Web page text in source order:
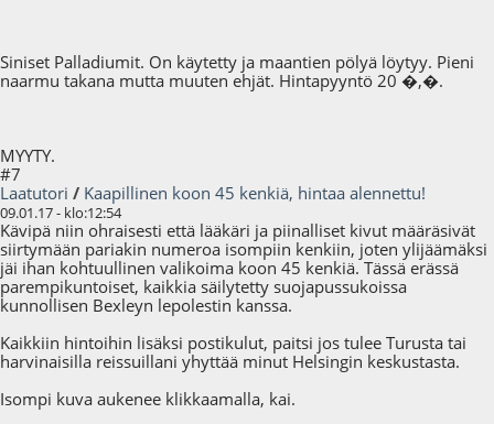
Siniset Palladiumit. On käytetty ja maantien pölyä löytyy. Pieni
naarmu takana mutta muuten ehjät. Hintapyyntö 20 �,�.
MYYTY.
#7
Laatutori / Kaapillinen koon 45 kenkiä, hintaa alennettu!
09.01.17 - klo:12:54
Kävipä niin ohraisesti että lääkäri ja piinalliset kivut määräsivät
siirtymään pariakin numeroa isompiin kenkiin, joten ylijäämäksi
jäi ihan kohtuullinen valikoima koon 45 kenkiä. Tässä erässä
parempikuntoiset, kaikkia säilytetty suojapussukoissa
kunnollisen Bexleyn lepolestin kanssa.
Kaikkiin hintoihin lisäksi postikulut, paitsi jos tulee Turusta tai
harvinaisilla reissuillani yhyttää minut Helsingin keskustasta.
Isompi kuva aukenee klikkaamalla, kai.